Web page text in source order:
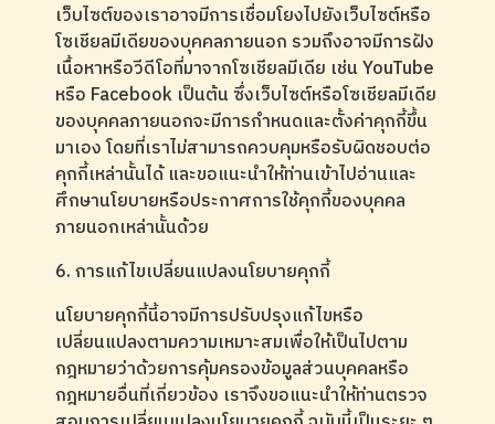
เว็บไซต์ของเราอาจมีการเชื่อมโยงไปยังเว็บไซต์หรือ
โซเชียลมีเดียของบุคคลภายนอก รวมถึงอาจมีการฝัง
เนื้อหาหรือวีดีโอที่มาจากโซเชียลมีเดีย เช่น YouTube
หรือ Facebook เป็นต้น ซึ่งเว็บไซต์หรือโซเชียลมีเดีย
ของบุคคลภายนอกจะมีการกำหนดและตั้งค่าคุกกี้ขึ้น
มาเอง โดยที่เราไม่สามารถควบคุมหรือรับผิดชอบต่อ
คุกกี้เหล่านั้นได้ และขอแนะนำให้ท่านเข้าไปอ่านและ
ศึกษานโยบายหรือประกาศการใช้คุกกี้ของบุคคล
ภายนอกเหล่านั้นด้วย
6. การแก้ไขเปลี่ยนแปลงนโยบายคุกกี้
นโยบายคุกกี้นี้อาจมีการปรับปรุงแก้ไขหรือ
เปลี่ยนแปลงตามความเหมาะสมเพื่อให้เป็นไปตาม
กฎหมายว่าด้วยการคุ้มครองข้อมูลส่วนบุคคลหรือ
กฎหมายอื่นที่เกี่ยวข้อง เราจึงขอแนะนำให้ท่านตรวจ